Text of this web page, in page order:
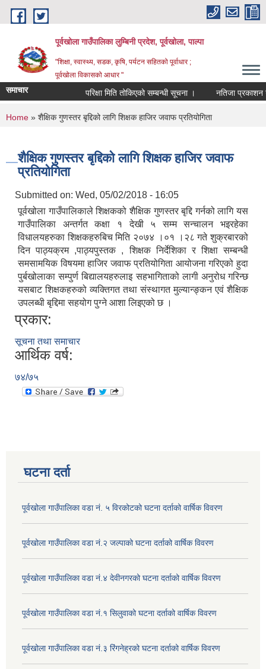
Skip to main content
पूर्वखोला गाउँपालिका लुम्बिनी प्रदेश, पूर्वखोला, पाल्पा
"शिक्षा, स्वास्थ्य, सडक, कृषि, पर्यटन सहितको पूर्वाधार ;
पूर्वखोला विकासको आधार "
समाचार परिक्षा मिति तोकिएको सम्बन्धी सूचना । नतिजा प्रकाशन
You are here
Home » शैक्षिक गुणस्तर बृद्दिको लागि शिक्षक हाजिर जवाफ प्रतियोगिता
शैक्षिक गुणस्तर बृद्दिको लागि शिक्षक हाजिर जवाफ
प्रतियोगिता
Submitted on: Wed, 05/02/2018 - 16:05
पूर्वखोला गाउँपालिकाले शिक्षकको शैक्षिक गुणस्तर बृद्दि गर्नको लागि यस
गाउँपालिका अन्तर्गत कक्षा १ देखी ५ सम्म सन्चालन भइरहेका
विधालयहरुका शिक्षकहरुबिच मिति २०७४ ।०१ ।२८ गते शुक्रबारको
दिन पाठ्यक्रम ,पाठ्यपुस्तक , शिक्षक निर्देशिका र शिक्षा सम्बन्धी
समसामयिक विषयमा हाजिर जवाफ प्रतियोगिता आयोजना गरिएको हुदा
पुर्बखोलाका सम्पुर्ण बिद्यालयहरुलाइ सहभागिताको लागी अनुरोध गरिन्छ
यसबाट शिक्षकहरुको व्यक्तिगत तथा संस्थागत मुल्यान्ङ्कन एवं शैक्षिक
उपलब्धी बृद्दिमा सहयोग पुग्ने आशा लिइएको छ ।
प्रकार:
सूचना तथा समाचार
आर्थिक वर्ष:
७४/७५
घटना दर्ता
पूर्वखोला गाउँपालिका वडा नं. ५ विरकोटको घटना दर्ताको वार्षिक विवरण
पूर्वखोला गाउँपालिका वडा नं.२ जल्पाको घटना दर्ताको वार्षिक विवरण
पूर्वखोला गाउँपालिका वडा नं.४ देवीनगरको घटना दर्ताको वार्षिक विवरण
पूर्वखोला गाउँपालिका वडा नं.१ सिलुवाको घटना दर्ताको वार्षिक विवरण
पूर्वखोला गाउँपालिका वडा नं.३ रिंगनेह्रको घटना दर्ताको वार्षिक विवरण